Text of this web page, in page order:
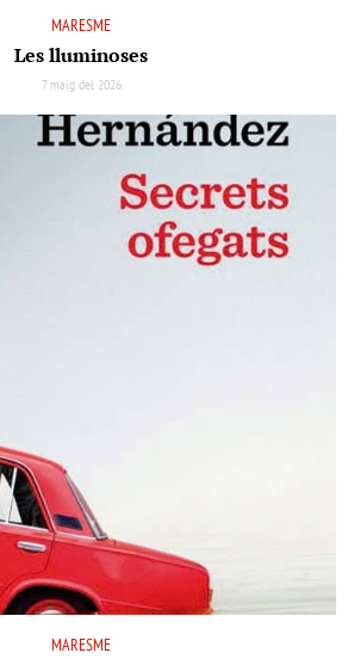
MARESME
Les lluminoses
7 maig del 2026
MARESME